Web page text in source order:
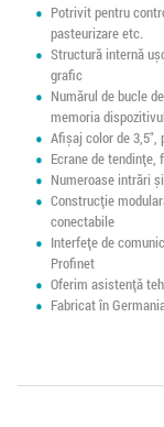
Potrivit pentru
pasteurizare etc.
Structură internă
grafic
Numărul de bucle
memoria
Afișaj color de 3,5",
Ecrane de
Numeroase intrări
Construcție
conectabile
Interfețe de
Profinet
Oferim asistență
Fabricat în